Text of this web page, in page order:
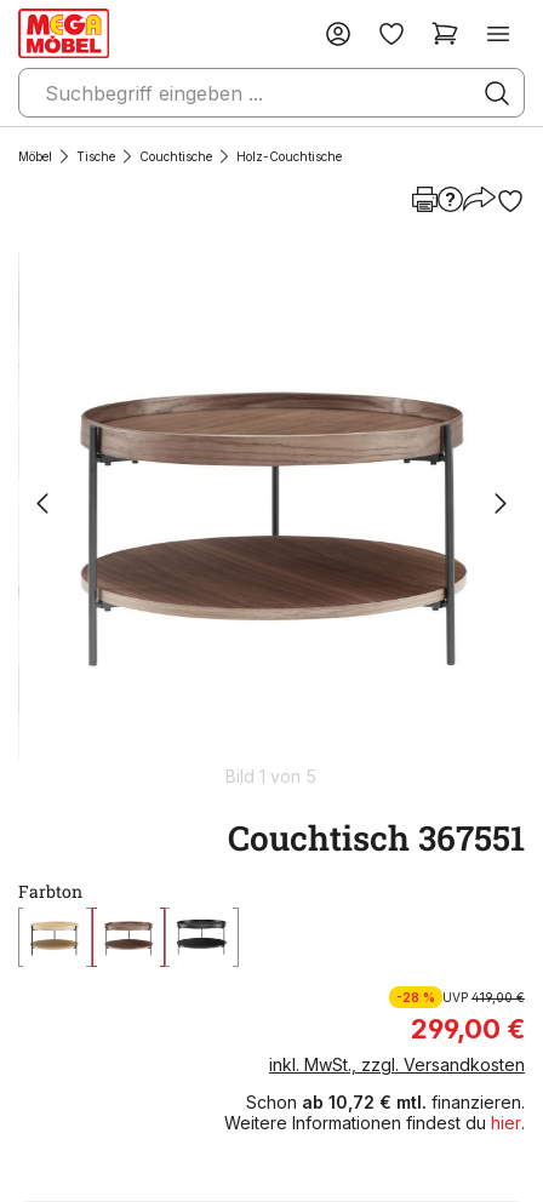
Möbel Tische Couchtische Holz-Couchtische
Bild 1 von 5
Couchtisch 367551
Farbton
-28 % UVP419,00 €
299,00 €
inkl. MwSt., zzgl. Versandkosten
Schon ab 10,72 € mtl. finanzieren.
Weitere Informationen findest du hier.